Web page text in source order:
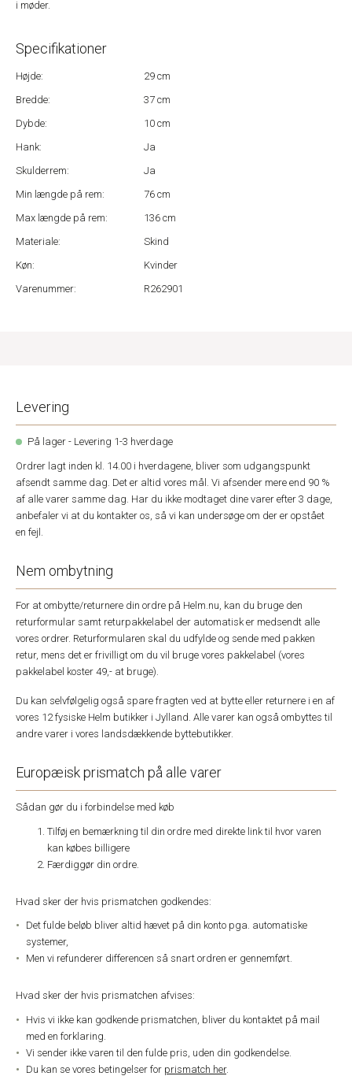
i møder.
Specifikationer
Højde:
29 cm
Bredde:
37 cm
Dybde:
10 cm
Hank:
Ja
Skulderrem:
Ja
Min længde på rem:
76 cm
Max længde på rem:
136 cm
Materiale:
Skind
Køn:
Kvinder
Varenummer:
R262901
Levering
På lager - Levering 1-3 hverdage
Ordrer lagt inden kl. 14.00 i hverdagene, bliver som udgangspunkt
afsendt samme dag. Det er altid vores mål. Vi afsender mere end 90 %
af alle varer samme dag. Har du ikke modtaget dine varer efter 3 dage,
anbefaler vi at du kontakter os, så vi kan undersøge om der er opstået
en fejl.
Nem ombytning
For at ombytte/returnere din ordre på Helm.nu, kan du bruge den
returformular samt returpakkelabel der automatisk er medsendt alle
vores ordrer. Returformularen skal du udfylde og sende med pakken
retur, mens det er frivilligt om du vil bruge vores pakkelabel (vores
pakkelabel koster 49,- at bruge).
Du kan selvfølgelig også spare fragten ved at bytte eller returnere i en af
vores 12 fysiske Helm butikker i Jylland. Alle varer kan også ombyttes til
andre varer i vores landsdækkende byttebutikker.
Europæisk prismatch på alle varer
Sådan gør du i forbindelse med køb
Tilføj en bemærkning til din ordre med direkte link til hvor varen
kan købes billigere
Færdiggør din ordre.
Hvad sker der hvis prismatchen godkendes:
Det fulde beløb bliver altid hævet på din konto pga. automatiske
systemer,
Men vi refunderer differencen så snart ordren er gennemført.
Hvad sker der hvis prismatchen afvises:
Hvis vi ikke kan godkende prismatchen, bliver du kontaktet på mail
med en forklaring.
Vi sender ikke varen til den fulde pris, uden din godkendelse.
Du kan se vores betingelser for prismatch her.